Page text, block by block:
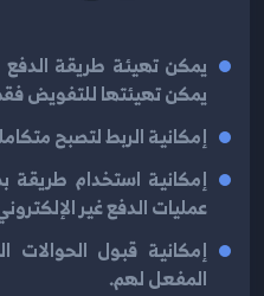
يمكن تهيئة طريقة
يمكن تهيئتها للتفويض
إمكانية الربط لتصبح
إمكانية استخدام طريقة
عمليات الدفع غير
إمكانية قبول الحوالات
المفعل لهم.